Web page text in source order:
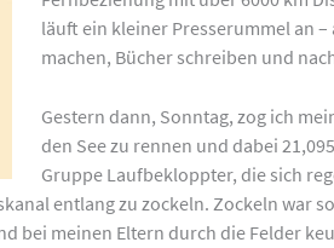
läuft ein kleiner Presserummel an
machen, Bücher schreiben und
Gestern dann, Sonntag, zog ich
den See zu rennen und dabei
Gruppe Laufbekloppter, die sich
entlang zu zockeln. Zockeln war
bei meinen Eltern durch die Felder